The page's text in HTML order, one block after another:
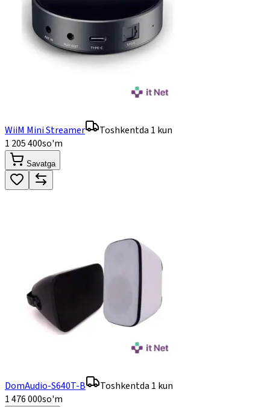
WiiM Mini Streamer
Toshkentda 1 kun
1 205 400so'm
Savatga
DomAudio-S640T-B
Toshkentda 1 kun
1 476 000so'm